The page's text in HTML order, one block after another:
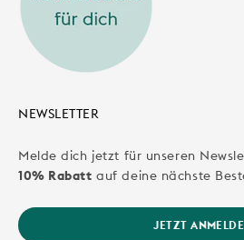
NEWSLETTER
Melde dich jetzt für unseren
10% Rabatt auf deine nächste
JETZT